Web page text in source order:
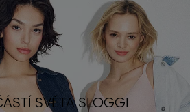
SVĚTA SLOGGI